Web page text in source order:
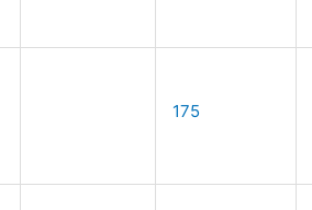
175